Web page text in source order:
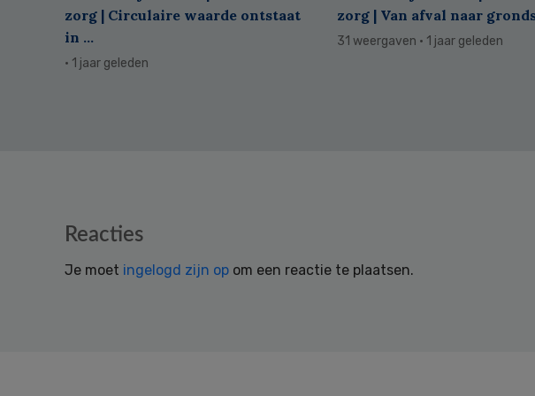
zorg | Circulaire waarde ontstaat
in ...
· 1 jaar geleden
zorg | Van afval naar
31 weergaven · 1 jaar geleden
Reacties
Je moet ingelogd zijn op om een reactie te plaatsen.